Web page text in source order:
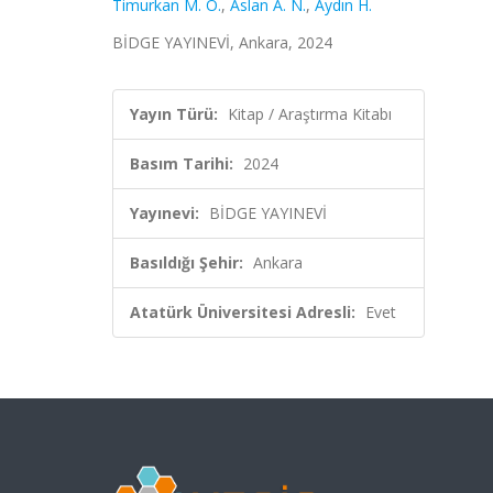
Timurkan M. Ö., Aslan A. N., Aydın H.
BİDGE YAYINEVİ, Ankara, 2024
Yayın Türü: Kitap / Araştırma Kitabı
Basım Tarihi: 2024
Yayınevi: BİDGE YAYINEVİ
Basıldığı Şehir: Ankara
Atatürk Üniversitesi Adresli: Evet